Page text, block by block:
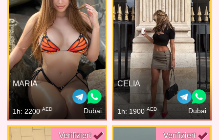
MARIA
1h: 2200AED Dubai
CELIA
1h: 1900 AED Dubai
Verifiziert Verifiziert